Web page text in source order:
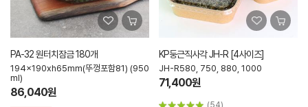
PA-32 원터치잠금 180개
194x190xh65mm(뚜껑포함81) (950
ml)
86,040원
KP둥근직사각 JH-R [4사이즈]
JH-R580, 750, 880, 1000
71,400원
(54)